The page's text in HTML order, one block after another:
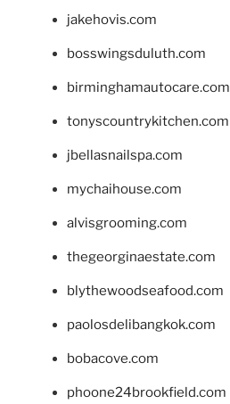
jakehovis.com
bosswingsduluth.com
birminghamautocare.com
tonyscountrykitchen.com
jbellasnailspa.com
mychaihouse.com
alvisgrooming.com
thegeorginaestate.com
blythewoodseafood.com
paolosdelibangkok.com
bobacove.com
phoone24brookfield.com